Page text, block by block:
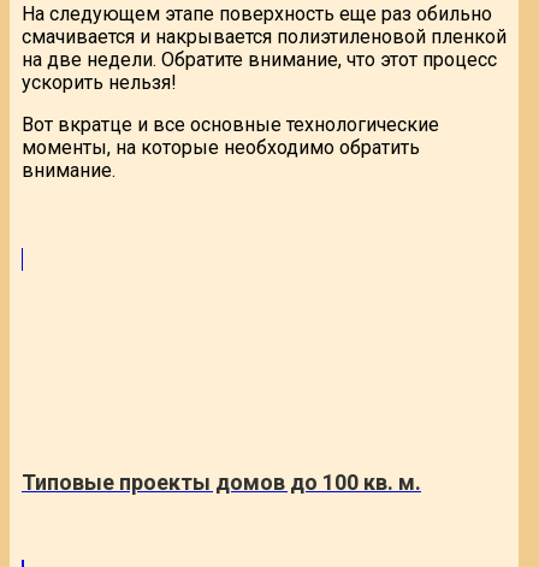
На следующем этапе поверхность еще раз обильно
смачивается и накрывается полиэтиленовой пленкой
на две недели. Обратите внимание, что этот процесс
ускорить нельзя!
Вот вкратце и все основные технологические
моменты, на которые необходимо обратить
внимание.
Типовые проекты домов до 100 кв. м.